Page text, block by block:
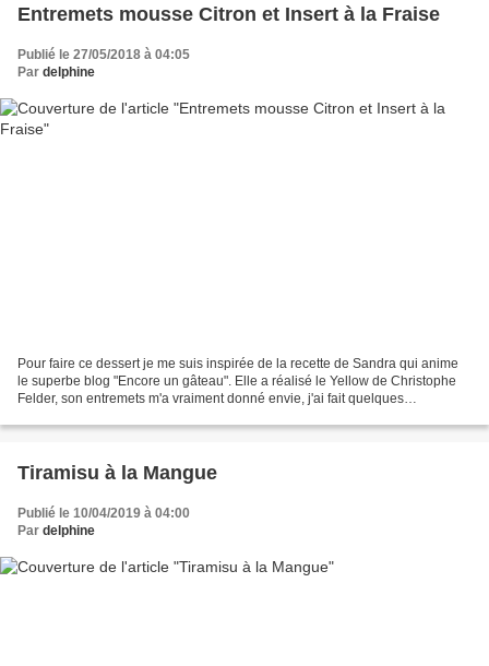
Entremets mousse Citron et Insert à la Fraise
Publié le 27/05/2018 à 04:05
Par delphine
Pour faire ce dessert je me suis inspirée de la recette de Sandra qui anime
le superbe blog "Encore un gâteau". Elle a réalisé le Yellow de Christophe
Felder, son entremets m'a vraiment donné envie, j'ai fait quelques
Tiramisu à la Mangue
Publié le 10/04/2019 à 04:00
Par delphine